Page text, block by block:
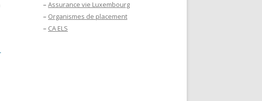
– Assurance vie Luxembourg
– Organismes de placement
– CA ELS